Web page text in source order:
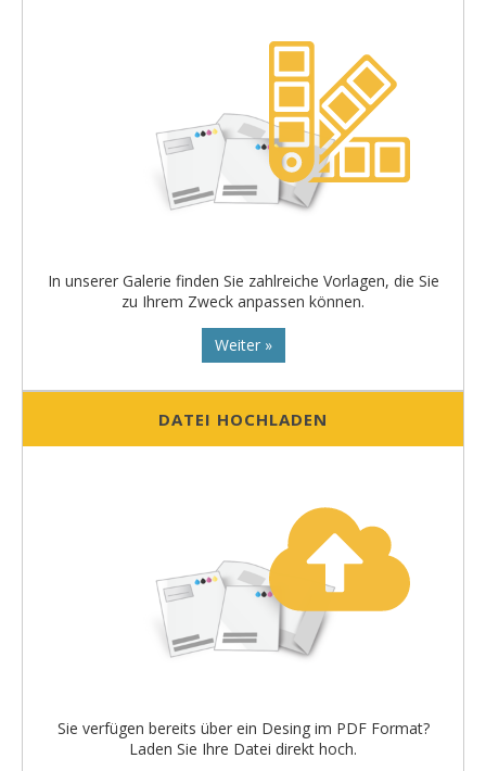
In unserer Galerie finden Sie zahlreiche Vorlagen, die Sie
zu Ihrem Zweck anpassen können.
Weiter »
DATEI HOCHLADEN
Sie verfügen bereits über ein Desing im PDF Format?
Laden Sie Ihre Datei direkt hoch.